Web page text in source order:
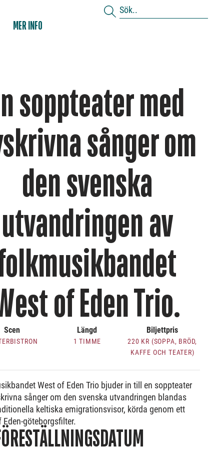
MER INFO
soppteater med
sånger om
den svenska
utvandringen av
of Eden Trio.
Scen Längd
1 TIMME
Biljettpris
220 KR (SOPPA, BRÖD,
KAFFE OCH TEATER)
West of Eden Trio bjuder in till en soppteater
sånger om den svenska utvandringen blandas
keltiska emigrationsvisor, körda genom ett
Eden-göteborgsfilter.